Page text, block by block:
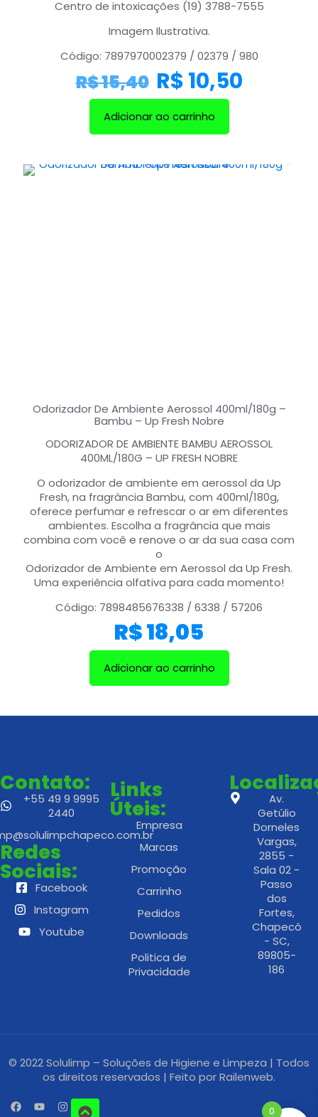
Centro de intoxicações (19) 3788-7555
Imagem Ilustrativa.
Código: 7897970002379 / 02379 / 980
R$15,40 R$10,50
Adicionar ao carrinho
Odorizador De Ambiente Aerossol 400ml/180g –
Bambu – Up Fresh Nobre
ODORIZADOR DE AMBIENTE BAMBU AEROSSOL
400ML/180G – UP FRESH NOBRE
O odorizador de ambiente em aerossol da Up
Fresh, na fragrância Bambu, com 400ml/180g,
oferece perfumar e refrescar o ar em diferentes
ambientes. Escolha a fragrância que mais
combina com você e renove o ar da sua casa com
o
Odorizador de Ambiente em Aerossol da Up Fresh.
Uma experiência olfativa para cada momento!
Código: 7898485676338 / 6338 / 57206
R$18,05
Adicionar ao carrinho
Contato:
+55 49 9 9995
2440
Redes
Sociais:
Facebook
Instagram
Youtube
Links
Úteis:
Empresa
Marcas
Promoção
Carrinho
Pedidos
Downloads
Politica de
Privacidade
Av.
Getúlio
Dorneles
Vargas,
2855 -
Sala 02 -
Passo
dos
Fortes,
Chapecó
- SC,
89805-
186
© 2022 Solulimp – Soluções de Higiene e Limpeza | Todos
os direitos reservados | Feito porRailenweb.
0